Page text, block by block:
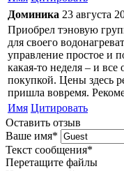
Доминика 23 августа
Приобрел тэновую
для своего
управление простое и
какая-то неделя – и
покупкой. Цены здесь
пришла вовремя.
Имя Цитировать
Оставить отзыв
Ваше имя*
Текст сообщения*
Перетащите файлы